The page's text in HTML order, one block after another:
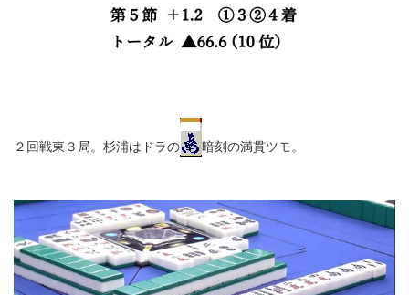
２回戦東３局。杉浦はドラの 暗刻の満貫ツモ。